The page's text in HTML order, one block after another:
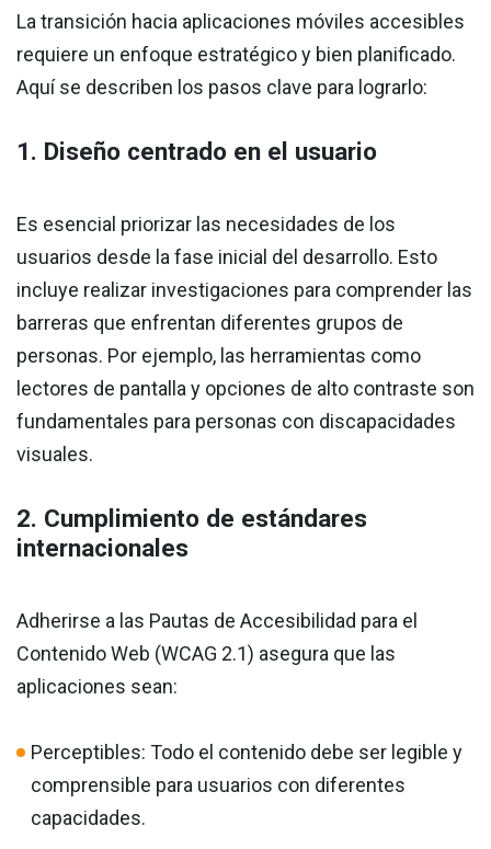
La transición hacia aplicaciones móviles accesibles
requiere un enfoque estratégico y bien planificado.
Aquí se describen los pasos clave para lograrlo:
1. Diseño centrado en el usuario
Es esencial priorizar las necesidades de los
usuarios desde la fase inicial del desarrollo. Esto
incluye realizar investigaciones para comprender las
barreras que enfrentan diferentes grupos de
personas. Por ejemplo, las herramientas como
lectores de pantalla y opciones de alto contraste son
fundamentales para personas con discapacidades
visuales.
2. Cumplimiento de estándares
internacionales
Adherirse a las Pautas de Accesibilidad para el
Contenido Web (WCAG 2.1) asegura que las
aplicaciones sean:
Perceptibles: Todo el contenido debe ser legible y
comprensible para usuarios con diferentes
capacidades.